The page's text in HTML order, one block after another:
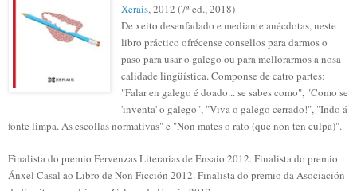
Xerais, 2012 (7ª ed., 2018)
De xeito desenfadado e mediante anécdotas, neste
libro práctico ofrécense consellos para darmos o
paso para usar o galego ou para mellorarmos a nosa
calidade lingüística. Componse de catro partes:
"Falar en galego é doado... se sabes como", "Como se
'inventa' o galego", "Viva o galego cerrado!", "Indo á
fonte limpa. As escollas normativas" e "Non mates o rato (que non ten culpa)".
Finalista do premio Fervenzas Literarias de Ensaio 2012. Finalista do premio
Ánxel Casal ao Libro de Non Ficción 2012. Finalista do premio da Asociación